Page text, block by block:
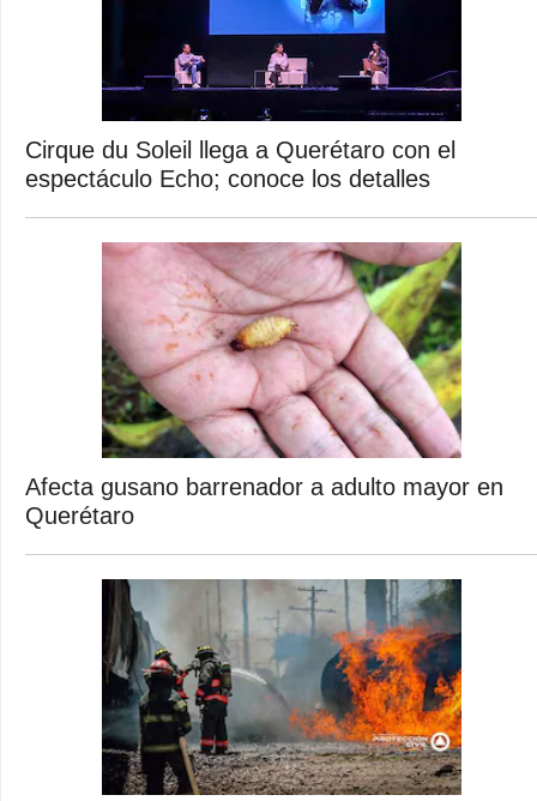
Cirque du Soleil llega a Querétaro con el
espectáculo Echo; conoce los detalles
Afecta gusano barrenador a adulto mayor en
Querétaro